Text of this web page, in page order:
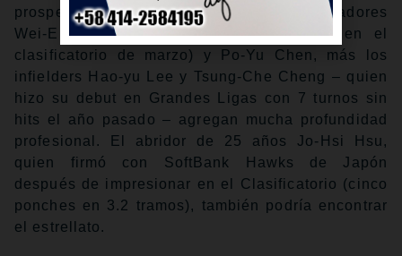
prospectos de liga menor como los lanzadores
Wei-En Lin (4 ponches en 1.1 entrada en el
clasificatorio de marzo) y Po-Yu Chen, más los
infielders Hao-yu Lee y Tsung-Che Cheng – quien
hizo su debut en Grandes Ligas con 7 turnos sin
hits el año pasado – agregan mucha profundidad
profesional. El abridor de 25 años Jo-Hsi Hsu,
quien firmó con SoftBank Hawks de Japón
después de impresionar en el Clasificatorio (cinco
ponches en 3.2 tramos), también podría encontrar
el estrellato.